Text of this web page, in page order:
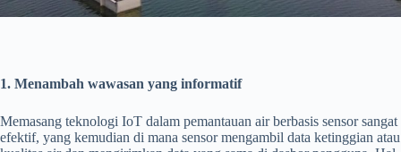
1. Menambah wawasan yang informatif
Memasang teknologi IoT dalam pemantauan air berbasis sensor sangat
efektif, yang kemudian di mana sensor mengambil data ketinggian atau